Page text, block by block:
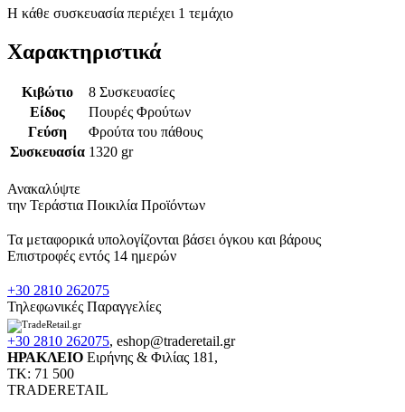
Η κάθε συσκευασία περιέχει 1 τεμάχιο
Χαρακτηριστικά
Κιβώτιο
8 Συσκευασίες
Είδος
Πουρές Φρούτων
Γεύση
Φρούτα του πάθους
Συσκευασία 1320 gr
Ανακαλύψτε
την Τεράστια Ποικιλία Προϊόντων
Τα μεταφορικά υπολογίζονται βάσει όγκου και βάρους
Επιστροφές εντός 14 ημερών
+30 2810 262075
Τηλεφωνικές Παραγγελίες
+30 2810 262075, eshop@traderetail.gr
ΗΡΑΚΛΕΙΟ Ειρήνης & Φιλίας 181,
ΤΚ: 71 500
TRADERETAIL